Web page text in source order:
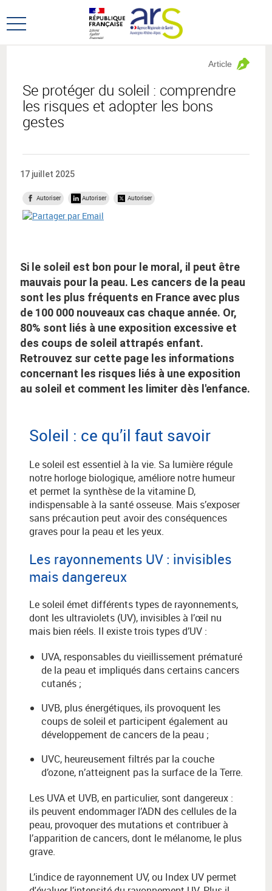
au
menu
au
contenu
Ouvrir
Se protéger du soleil : comprendre
les risques et adopter les bons
gestes
Article
17 juillet 2025
Autoriser Autoriser Autoriser
Si le soleil est bon pour le moral, il peut être
mauvais pour la peau. Les cancers de la peau
sont les plus fréquents en France avec plus
de 100 000 nouveaux cas chaque année. Or,
80% sont liés à une exposition excessive et
des coups de soleil attrapés enfant.
Retrouvez sur cette page les informations
concernant les risques liés à une exposition
au soleil et comment les limiter dès l'enfance.
Soleil : ce qu’il faut savoir
Le soleil est essentiel à la vie. Sa lumière régule
notre horloge biologique, améliore notre humeur
et permet la synthèse de la vitamine D,
indispensable à la santé osseuse. Mais s’exposer
sans précaution peut avoir des conséquences
graves pour la peau et les yeux.
Les rayonnements UV : invisibles
mais dangereux
Le soleil émet différents types de rayonnements,
dont les ultraviolets (UV), invisibles à l’œil nu
mais bien réels. Il existe trois types d’UV :
UVA, responsables du vieillissement prématuré
de la peau et impliqués dans certains cancers
cutanés ;
UVB, plus énergétiques, ils provoquent les
coups de soleil et participent également au
développement de cancers de la peau ;
UVC, heureusement filtrés par la couche
d’ozone, n’atteignent pas la surface de la Terre.
Les UVA et UVB, en particulier, sont dangereux :
ils peuvent endommager l’ADN des cellules de la
peau, provoquer des mutations et contribuer à
l’apparition de cancers, dont le mélanome, le plus
grave.
L’indice de rayonnement UV, ou Index UV permet